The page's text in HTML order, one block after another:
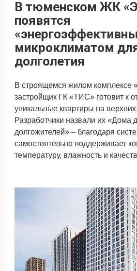
Ещё
В тюменском ЖК
появятся
микроклиматом
долголетия
В строящемся жилом комплексе
застройщик ГК «ТИС» готовит к
уникальные квартиры на верхних
Разработчики назвали их «Дома
долгожителей» – благодаря
самостоятельно поддерживает
температуру, влажность и